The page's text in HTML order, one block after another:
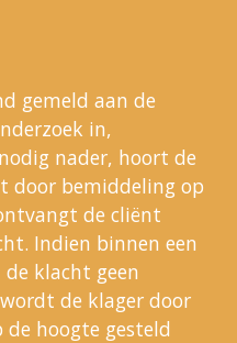
gemeld aan de
in,
nader, hoort de
door bemiddeling op
de cliënt
Indien binnen een
klacht geen
de klager door
hoogte gesteld